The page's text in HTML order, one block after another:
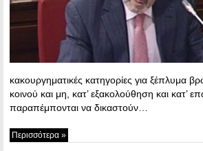
κακουργηματικές κατηγορίες για ξέπλυμα
κοινού και μη, κατ’ εξακολούθηση και κατ’
παραπέμπονται να δικαστούν…
Περισσότερα »